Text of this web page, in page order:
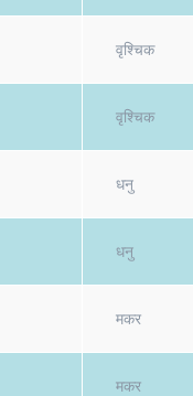
वृश्चिक
वृश्चिक
धनु
धनु
मकर
मकर